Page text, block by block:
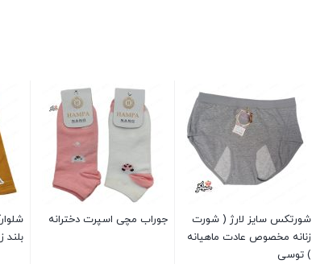
شورتکس سایز لارژ ( شورت
زنانه مخصوص عادت ماهیانه
) توسی
جوراب مچی اسپرت دخترانه
بلند